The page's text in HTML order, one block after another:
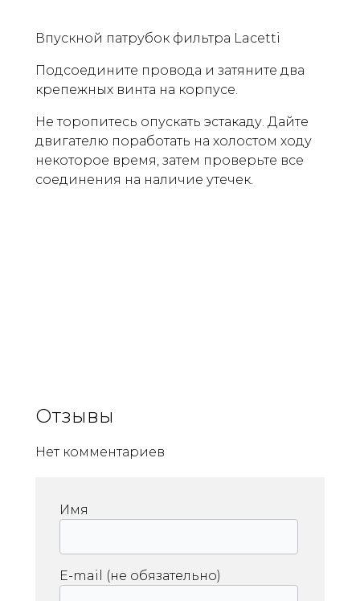
Впускной патрубок фильтра Lacetti
Подсоедините провода и затяните два
крепежных винта на корпусе.
Не торопитесь опускать эстакаду. Дайте
двигателю поработать на холостом ходу
некоторое время, затем проверьте все
соединения на наличие утечек.
Отзывы
Нет комментариев
Имя
E-mail (не обязательно)